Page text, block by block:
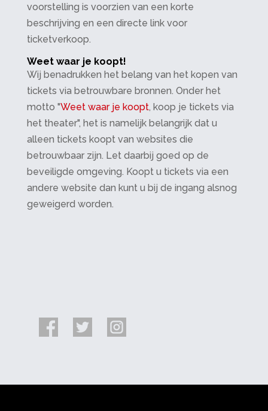
voorstelling is voorzien van een korte
beschrijving en een directe link voor
ticketverkoop.
Weet waar je koopt!
Wij benadrukken het belang van het kopen van
tickets via betrouwbare bronnen. Onder het
motto "Weet waar je koopt, koop je tickets via
het theater", het is namelijk belangrijk dat u
alleen tickets koopt van websites die
betrouwbaar zijn. Let daarbij goed op de
beveiligde omgeving. Koopt u tickets via een
andere website dan kunt u bij de ingang alsnog
geweigerd worden.